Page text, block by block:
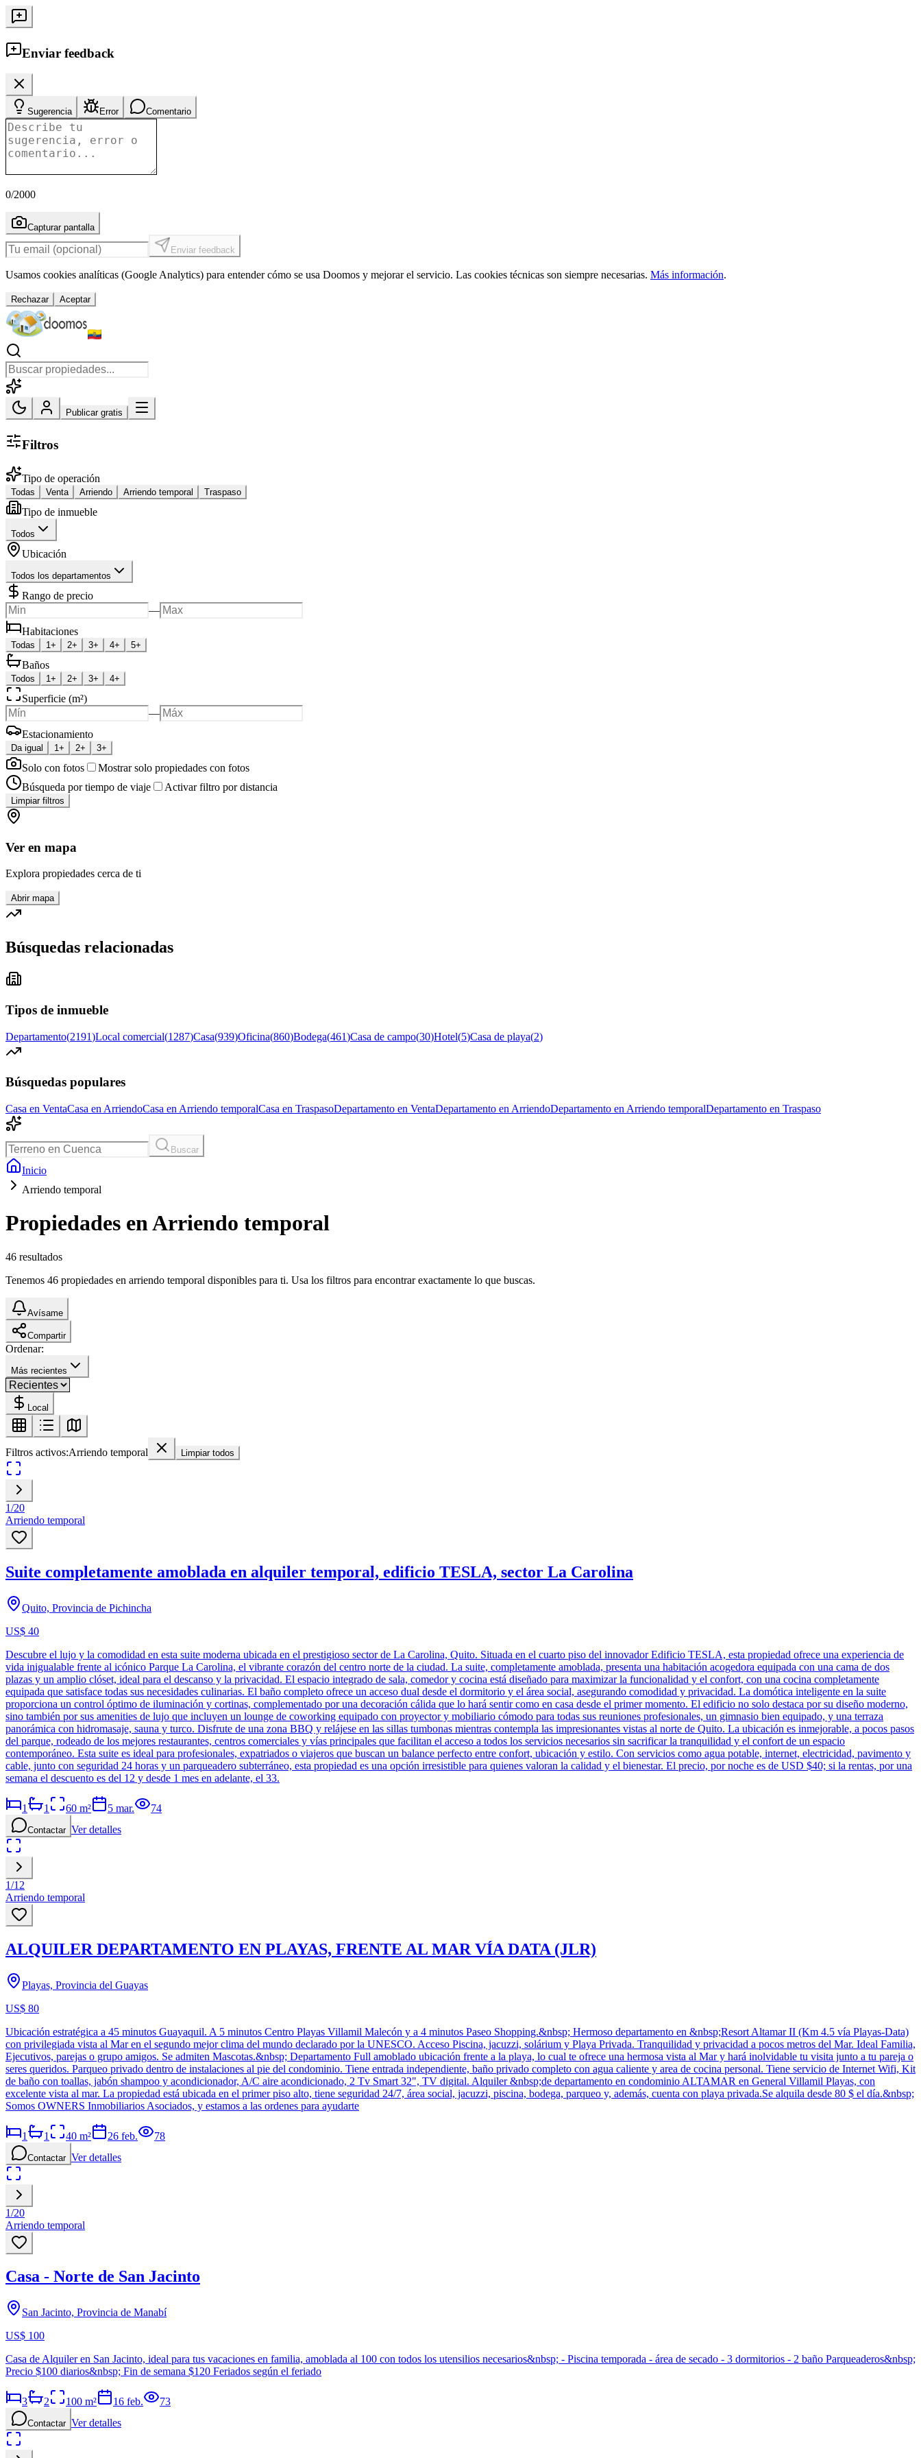
Enviar feedback
Sugerencia Error Comentario
0/2000
Capturar pantalla
Enviar feedback
Usamos cookies analíticas (Google Analytics) para entender cómo se usa Doomos y mejorar el servicio. Las cookies técnicas son siempre necesarias. Más información.
Rechazar Aceptar
Publicar gratis
Filtros
Tipo de operación
Todas Venta Arriendo Arriendo temporal Traspaso
Tipo de inmueble
Todos
Ubicación
Todos los departamentos
Rango de precio
—
Habitaciones
Todas 1+ 2+ 3+ 4+ 5+
Baños
Todos 1+ 2+ 3+ 4+
Superficie (m²)
—
Estacionamiento
Da igual 1+ 2+ 3+
Solo con fotos
Mostrar solo propiedades con fotos
Búsqueda por tiempo de viaje
Activar filtro por distancia
Limpiar filtros
Ver en mapa
Explora propiedades cerca de ti
Abrir mapa
Búsquedas relacionadas
Tipos de inmueble
Departamento(2191)Local comercial(1287)Casa(939)Oficina(860)Bodega(461)Casa de campo(30)Hotel(5)Casa de playa(2)
Búsquedas populares
Casa en VentaCasa en ArriendoCasa en Arriendo temporalCasa en TraspasoDepartamento en VentaDepartamento en ArriendoDepartamento en Arriendo temporalDepartamento en Traspaso
Buscar
Inicio
Arriendo temporal
Propiedades en Arriendo temporal
46 resultados
Tenemos 46 propiedades en arriendo temporal disponibles para ti. Usa los filtros para encontrar exactamente lo que buscas.
Avísame
Compartir
Ordenar:
Más recientes
Local
Filtros activos:Arriendo temporal Limpiar todos
1/20
Arriendo temporal
Suite completamente amoblada en alquiler temporal, edificio TESLA, sector La Carolina
Quito, Provincia de Pichincha
US$ 40
Descubre el lujo y la comodidad en esta suite moderna ubicada en el prestigioso sector de La Carolina, Quito. Situada en el cuarto piso del innovador Edificio TESLA, esta propiedad ofrece una experiencia de
vida inigualable frente al icónico Parque La Carolina, el vibrante corazón del centro norte de la ciudad. La suite, completamente amoblada, presenta una habitación acogedora equipada con una cama de dos
plazas y un amplio clóset, ideal para el descanso y la privacidad. El espacio integrado de sala, comedor y cocina está diseñado para maximizar la funcionalidad y el confort, con una cocina completamente
equipada que satisface todas sus necesidades culinarias. El baño completo ofrece un acceso dual desde el dormitorio y el área social, asegurando comodidad y privacidad. La domótica inteligente en la suite
proporciona un control óptimo de iluminación y cortinas, complementado por una decoración cálida que lo hará sentir como en casa desde el primer momento. El edificio no solo destaca por su diseño moderno,
sino también por sus amenities de lujo que incluyen un lounge de coworking equipado con proyector y mobiliario cómodo para todas sus reuniones profesionales, un gimnasio bien equipado, y una terraza
panorámica con hidromasaje, sauna y turco. Disfrute de una zona BBQ y relájese en las sillas tumbonas mientras contempla las impresionantes vistas al norte de Quito. La ubicación es inmejorable, a pocos pasos
del parque, rodeado de los mejores restaurantes, centros comerciales y vías principales que facilitan el acceso a todos los servicios necesarios sin sacrificar la tranquilidad y el confort de un espacio
contemporáneo. Esta suite es ideal para profesionales, expatriados o viajeros que buscan un balance perfecto entre confort, ubicación y estilo. Con servicios como agua potable, internet, electricidad, pavimento y
cable, junto con seguridad 24 horas y un parqueadero subterráneo, esta propiedad es una opción irresistible para quienes valoran la calidad y el bienestar. El precio, por noche es de USD $40; si la rentas, por una
semana el descuento es del 12 y desde 1 mes en adelante, el 33.
1 1 60 m² 5 mar. 74
Contactar Ver detalles
1/12
Arriendo temporal
ALQUILER DEPARTAMENTO EN PLAYAS, FRENTE AL MAR VÍA DATA (JLR)
Playas, Provincia del Guayas
US$ 80
Ubicación estratégica a 45 minutos Guayaquil. A 5 minutos Centro Playas Villamil Malecón y a 4 minutos Paseo Shopping.&nbsp; Hermoso departamento en &nbsp;Resort Altamar II (Km 4.5 vía Playas-Data)
con privilegiada vista al Mar en el segundo mejor clima del mundo declarado por la UNESCO. Acceso Piscina, jacuzzi, solárium y Playa Privada. Tranquilidad y privacidad a pocos metros del Mar. Ideal Familia,
Ejecutivos, parejas o grupo amigos. Se admiten Mascotas.&nbsp; Departamento Full amoblado ubicación frente a la playa, lo cual te ofrece una hermosa vista al Mar y hará inolvidable tu visita junto a tu pareja o
seres queridos. Parqueo privado dentro de instalaciones al pie del condominio. Tiene entrada independiente, baño privado completo con agua caliente y area de cocina personal. Tiene servicio de Internet Wifi, Kit
de baño con toallas, jabón shampoo y acondicionador, A/C aire acondicionado, 2 Tv Smart 32", TV digital. Alquiler &nbsp;de departamento en condominio ALTAMAR en General Villamil Playas, con
excelente vista al mar. La propiedad está ubicada en el primer piso alto, tiene seguridad 24/7, área social, jacuzzi, piscina, bodega, parqueo y, además, cuenta con playa privada.Se alquila desde 80 $ el día.&nbsp;
Somos OWNERS Inmobiliarios Asociados, y estamos a las ordenes para ayudarte
1 1 40 m² 26 feb. 78
Contactar Ver detalles
1/20
Arriendo temporal
Casa - Norte de San Jacinto
San Jacinto, Provincia de Manabí
US$ 100
Casa de Alquiler en San Jacinto, ideal para tus vacaciones en familia, amoblada al 100 con todos los utensilios necesarios&nbsp; - Piscina temporada - área de secado - 3 dormitorios - 2 baño Parqueaderos&nbsp;
Precio $100 diarios&nbsp; Fin de semana $120 Feriados según el feriado
3 2 100 m² 16 feb. 73
Contactar Ver detalles